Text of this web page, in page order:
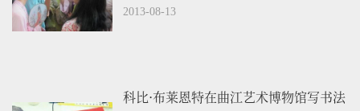
2013-08-13
科比·布莱恩特在曲江艺术博物馆写书法